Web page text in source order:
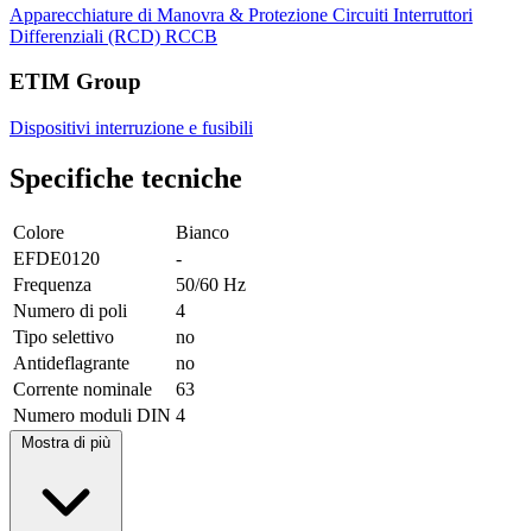
Apparecchiature di Manovra & Protezione Circuiti Interruttori
Differenziali (RCD) RCCB
ETIM Group
Dispositivi interruzione e fusibili
Specifiche tecniche
Colore
Bianco
EFDE0120
-
Frequenza
50/60 Hz
Numero di poli
4
Tipo selettivo
no
Antideflagrante
no
Corrente nominale
63
Numero moduli DIN 4
Mostra di più